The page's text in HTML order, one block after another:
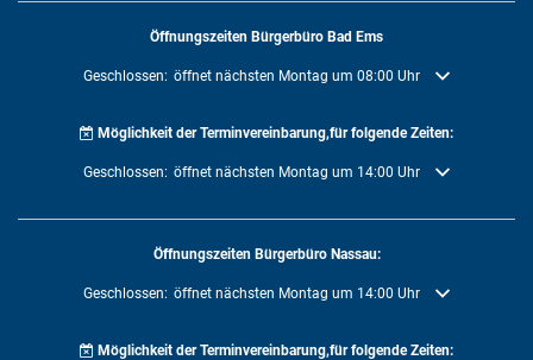
Öffnungszeiten Bürgerbüro Bad Ems
Klicken, um weitere Öffnungs- oder Schließzeiten auszublenden
Geschlossen: öffnet nächsten Montag um 08:00 Uhr
Möglichkeit der Terminvereinbarung,für folgende Zeiten:
Klicken, um weitere Öffnungs- oder Schließzeiten auszublenden
Geschlossen: öffnet nächsten Montag um 14:00 Uhr
Öffnungszeiten Bürgerbüro Nassau:
Klicken, um weitere Öffnungs- oder Schließzeiten auszublenden
Geschlossen: öffnet nächsten Montag um 14:00 Uhr
Möglichkeit der Terminvereinbarung,für folgende Zeiten: